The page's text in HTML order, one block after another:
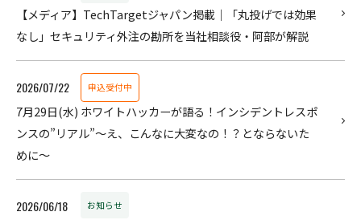
【メディア】TechTargetジャパン掲載｜「丸投げでは効果
なし」セキュリティ外注の勘所を当社相談役・阿部が解説
2026/07/22 申込受付中
7月29日(水) ホワイトハッカーが語る！インシデントレスポ
ンスの”リアル”〜え、こんなに大変なの！？とならないた
めに～
2026/06/18 お知らせ